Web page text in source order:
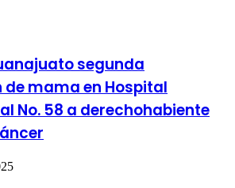
segunda
mama en Hospital
No. 58 a derechohabiente